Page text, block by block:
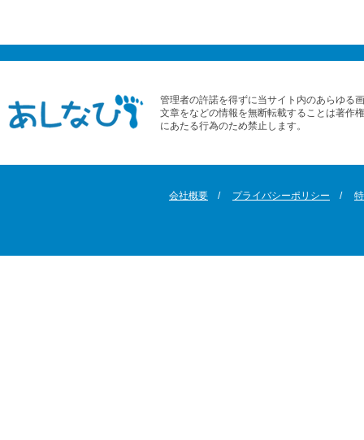
管理者の許諾を得ずに当サイト内のあらゆる
文章をなどの情報を無断転載することは著作
にあたる行為のため禁止します。
会社概要 プライバシーポリシー